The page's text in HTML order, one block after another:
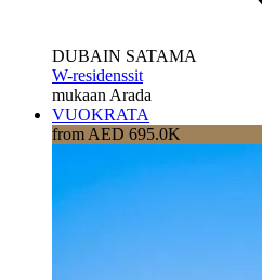
DUBAIN SATAMA
W-residenssit
mukaan Arada
VUOKRATA
from AED 695.0K